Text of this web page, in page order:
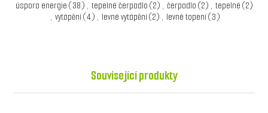
úspora energie (38) , tepelné čerpadlo (2) , čerpadlo (2) , tepelné (2)
, vytápění(4) , levné vytápění(2) , levné topení(3)
Související produkty